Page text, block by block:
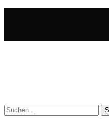
Suchen
nach: